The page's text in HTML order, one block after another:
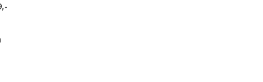
149,00